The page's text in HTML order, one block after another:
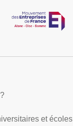
et écoles